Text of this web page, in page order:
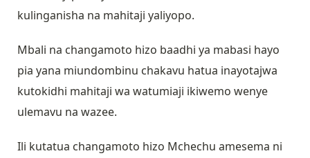
kulinganisha na mahitaji yaliyopo.
Mbali na changamoto hizo baadhi ya mabasi hayo
pia yana miundombinu chakavu hatua inayotajwa
kutokidhi mahitaji wa watumiaji ikiwemo wenye
ulemavu na wazee.
Ili kutatua changamoto hizo Mchechu amesema ni